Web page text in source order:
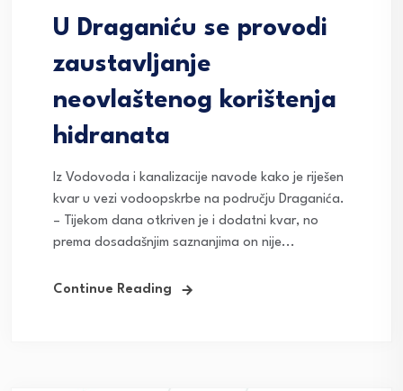
U Draganiću se provodi
zaustavljanje
neovlaštenog korištenja
hidranata
Iz Vodovoda i kanalizacije navode kako je riješen
kvar u vezi vodoopskrbe na području Draganića.
– Tijekom dana otkriven je i dodatni kvar, no
prema dosadašnjim saznanjima on nije...
Continue Reading